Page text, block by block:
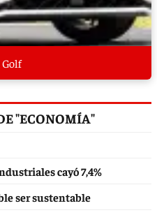
Golf
"ECONOMÍA"
cayó 7,4%
ser sustentable